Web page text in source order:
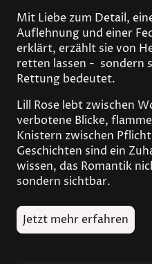
Mit Liebe zum Detail,
Auflehnung und einer
erklärt, erzählt sie von
retten lassen - sondern
Rettung bedeutet.
Lill Rose lebt zwischen
verbotene Blicke,
Knistern zwischen
Geschichten sind ein
wissen, das Romantik
sondern sichtbar.
Jetzt mehr erfahren